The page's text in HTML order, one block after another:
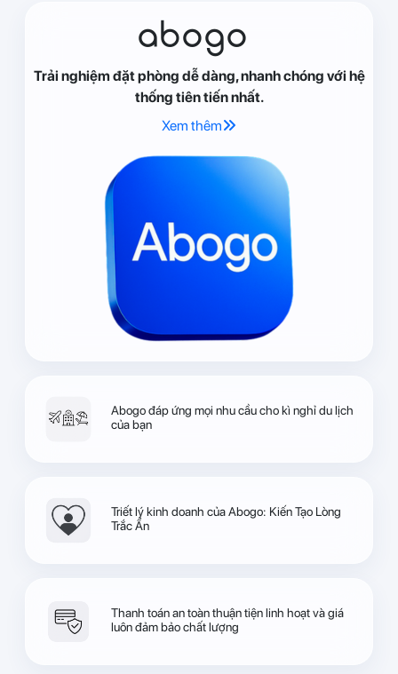
abogo
Trải nghiệm đặt phòng dễ dàng, nhanh chóng với hệ
thống tiên tiến nhất.
Xem thêm
Abogo đáp ứng mọi nhu cầu cho kì nghỉ du lịch
của bạn
Triết lý kinh doanh của Abogo: Kiến Tạo Lòng
Trắc Ẩn
Thanh toán an toàn thuận tiện linh hoạt và giá
luôn đảm bảo chất lượng